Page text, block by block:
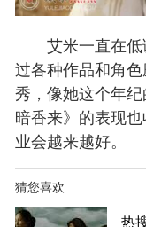
艾米一直在低
过各种作品和角
秀，像她这个年
暗香来》的表现
业会越来越好。
猜您喜欢
热